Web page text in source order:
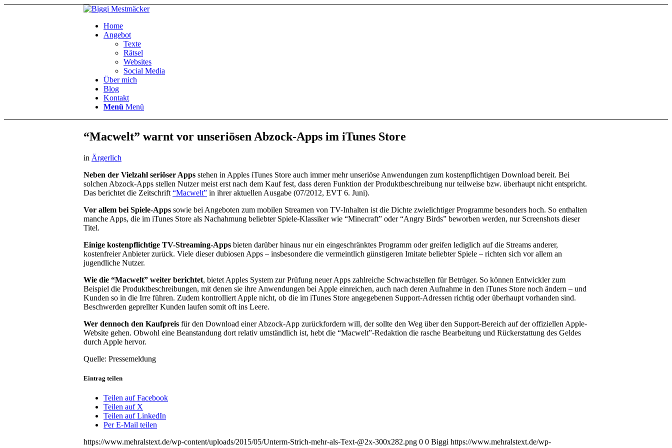
Home
Angebot
Texte
Rätsel
Websites
Social Media
Über mich
Blog
Kontakt
Menü Menü
“Macwelt” warnt vor unseriösen Abzock-Apps im iTunes Store
in Ärgerlich
Neben der Vielzahl seriöser Apps stehen in Apples iTunes Store auch immer mehr unseriöse Anwendungen zum kostenpflichtigen Download bereit. Bei
solchen Abzock-Apps stellen Nutzer meist erst nach dem Kauf fest, dass deren Funktion der Produktbeschreibung nur teilweise bzw. überhaupt nicht entspricht.
Das berichtet die Zeitschrift “Macwelt” in ihrer aktuellen Ausgabe (07/2012, EVT 6. Juni).
Vor allem bei Spiele-Apps sowie bei Angeboten zum mobilen Streamen von TV-Inhalten ist die Dichte zwielichtiger Programme besonders hoch. So enthalten
manche Apps, die im iTunes Store als Nachahmung beliebter Spiele-Klassiker wie “Minecraft” oder “Angry Birds” beworben werden, nur Screenshots dieser
Titel.
Einige kostenpflichtige TV-Streaming-Apps bieten darüber hinaus nur ein eingeschränktes Programm oder greifen lediglich auf die Streams anderer,
kostenfreier Anbieter zurück. Viele dieser dubiosen Apps – insbesondere die vermeintlich günstigeren Imitate beliebter Spiele – richten sich vor allem an
jugendliche Nutzer.
Wie die “Macwelt” weiter berichtet, bietet Apples System zur Prüfung neuer Apps zahlreiche Schwachstellen für Betrüger. So können Entwickler zum
Beispiel die Produktbeschreibungen, mit denen sie ihre Anwendungen bei Apple einreichen, auch nach deren Aufnahme in den iTunes Store noch ändern – und
Kunden so in die Irre führen. Zudem kontrolliert Apple nicht, ob die im iTunes Store angegebenen Support-Adressen richtig oder überhaupt vorhanden sind.
Beschwerden geprellter Kunden laufen somit oft ins Leere.
Wer dennoch den Kaufpreis für den Download einer Abzock-App zurückfordern will, der sollte den Weg über den Support-Bereich auf der offiziellen Apple-
Website gehen. Obwohl eine Beanstandung dort relativ umständlich ist, hebt die “Macwelt”-Redaktion die rasche Bearbeitung und Rückerstattung des Geldes
durch Apple hervor.
Quelle: Pressemeldung
Eintrag teilen
Teilen auf Facebook
Teilen auf X
Teilen auf LinkedIn
Per E-Mail teilen
https://www.mehralstext.de/wp-content/uploads/2015/05/Unterm-Strich-mehr-als-Text-@2x-300x282.png 0 0 Biggi https://www.mehralstext.de/wp-